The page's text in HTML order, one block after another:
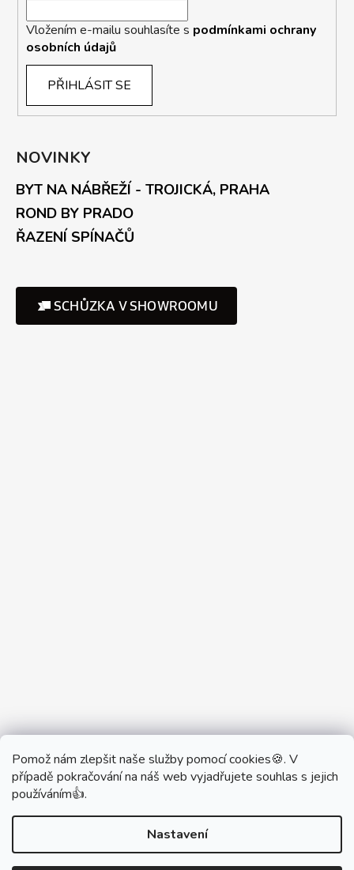
Pomož nám zlepšit naše služby pomocí cookies🍪. V
případě pokračování na náš web vyjadřujete souhlas s jejich
používáním👍.
Nastavení
Vložením e-mailu souhlasíte s podmínkami ochrany
osobních údajů
PŘIHLÁSIT SE
NOVINKY
BYT NA NÁBŘEŽÍ - TROJICKÁ, PRAHA
ROND BY PRADO
ŘAZENÍ SPÍNAČŮ
SCHŮZKA V SHOWROOMU
Partner Showroom MONOBRAND
Partner Eshop Monobrand.online